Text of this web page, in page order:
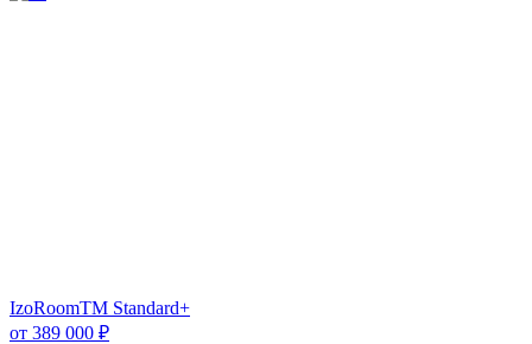
IzoRoomTM Standard+
от 389 000 ₽